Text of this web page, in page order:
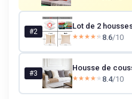
#2
★★★★★
★★★★★ 8.6/10
#3
★★★★★
★★★★★ 8.4/10